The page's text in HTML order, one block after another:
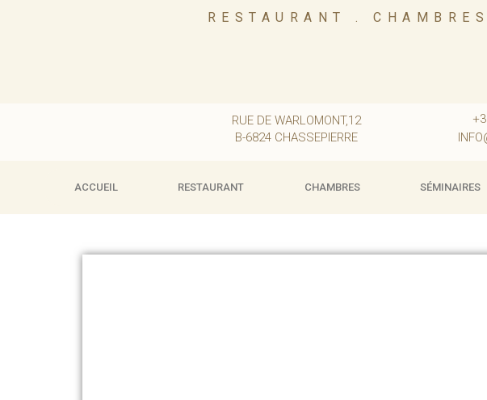
RESTAURANT .
RUE DE WARLOMONT,12
B-6824 CHASSEPIERRE
ACCUEIL RESTAURANT CHAMBRES SÉMINAIRES